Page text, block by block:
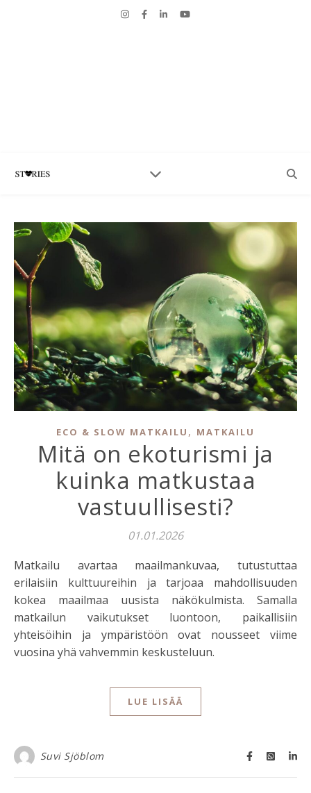
ECO & SLOW MATKAILU , MATKAILU
Mitä on ekoturismi ja
kuinka matkustaa
vastuullisesti?
01.01.2026
Matkailu avartaa maailmankuvaa, tutustuttaa
erilaisiin kulttuureihin ja tarjoaa mahdollisuuden
kokea maailmaa uusista näkökulmista. Samalla
matkailun vaikutukset luontoon, paikallisiin
yhteisöihin ja ympäristöön ovat nousseet viime
vuosina yhä vahvemmin keskusteluun.
LUE LISÄÄ
Suvi Sjöblom